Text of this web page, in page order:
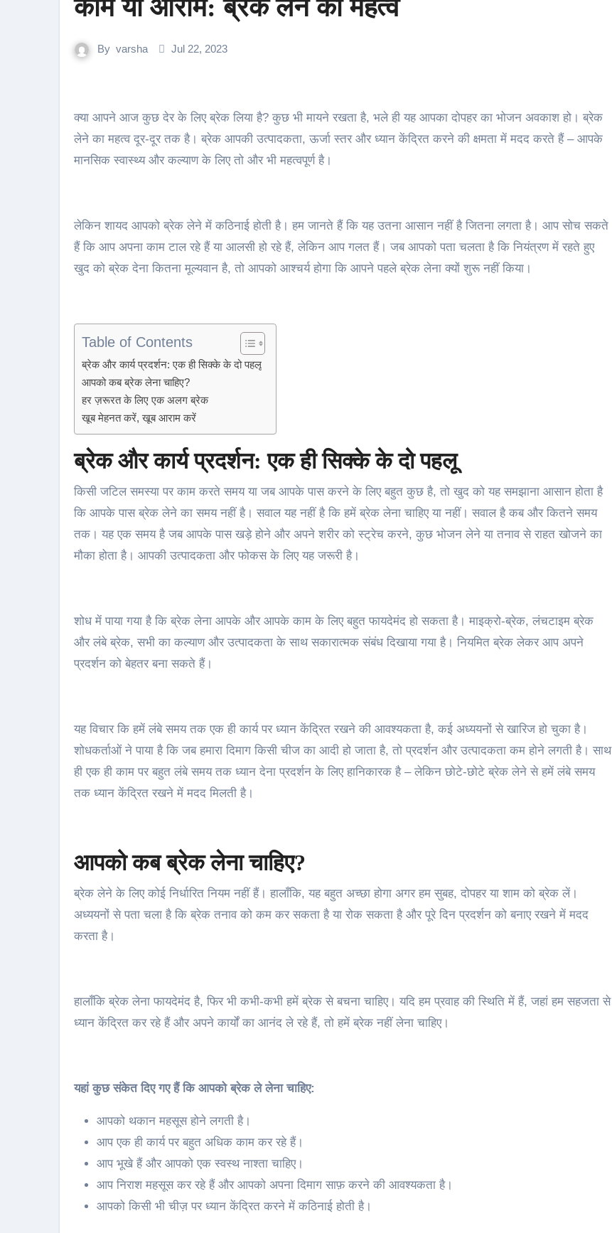
काम या आराम: ब्रेक लेने का महत्व
By varsha Jul 22, 2023
क्या आपने आज कुछ देर के लिए ब्रेक लिया है? कुछ भी मायने रखता है, भले ही यह आपका दोपहर का भोजन अवकाश हो। ब्रेक
लेने का महत्व दूर-दूर तक है। ब्रेक आपकी उत्पादकता, ऊर्जा स्तर और ध्यान केंद्रित करने की क्षमता में मदद करते हैं – आपके
मानसिक स्वास्थ्य और कल्याण के लिए तो और भी महत्वपूर्ण है।
लेकिन शायद आपको ब्रेक लेने में कठिनाई होती है। हम जानते हैं कि यह उतना आसान नहीं है जितना लगता है। आप सोच सकते
हैं कि आप अपना काम टाल रहे हैं या आलसी हो रहे हैं, लेकिन आप गलत हैं। जब आपको पता चलता है कि नियंत्रण में रहते हुए
खुद को ब्रेक देना कितना मूल्यवान है, तो आपको आश्चर्य होगा कि आपने पहले ब्रेक लेना क्यों शुरू नहीं किया।
Table of Contents
ब्रेक और कार्य प्रदर्शन: एक ही सिक्के के दो पहलू
आपको कब ब्रेक लेना चाहिए?
हर ज़रूरत के लिए एक अलग ब्रेक
खूब मेहनत करें, खूब आराम करें
ब्रेक और कार्य प्रदर्शन: एक ही सिक्के के दो पहलू
किसी जटिल समस्या पर काम करते समय या जब आपके पास करने के लिए बहुत कुछ है, तो खुद को यह समझाना आसान होता है
कि आपके पास ब्रेक लेने का समय नहीं है। सवाल यह नहीं है कि हमें ब्रेक लेना चाहिए या नहीं। सवाल है कब और कितने समय
तक। यह एक समय है जब आपके पास खड़े होने और अपने शरीर को स्ट्रेच करने, कुछ भोजन लेने या तनाव से राहत खोजने का
मौका होता है। आपकी उत्पादकता और फोकस के लिए यह जरूरी है।
शोध में पाया गया है कि ब्रेक लेना आपके और आपके काम के लिए बहुत फायदेमंद हो सकता है। माइक्रो-ब्रेक, लंचटाइम ब्रेक
और लंबे ब्रेक, सभी का कल्याण और उत्पादकता के साथ सकारात्मक संबंध दिखाया गया है। नियमित ब्रेक लेकर आप अपने
प्रदर्शन को बेहतर बना सकते हैं।
यह विचार कि हमें लंबे समय तक एक ही कार्य पर ध्यान केंद्रित रखने की आवश्यकता है, कई अध्ययनों से खारिज हो चुका है।
शोधकर्ताओं ने पाया है कि जब हमारा दिमाग किसी चीज का आदी हो जाता है, तो प्रदर्शन और उत्पादकता कम होने लगती है। साथ
ही एक ही काम पर बहुत लंबे समय तक ध्यान देना प्रदर्शन के लिए हानिकारक है – लेकिन छोटे-छोटे ब्रेक लेने से हमें लंबे समय
तक ध्यान केंद्रित रखने में मदद मिलती है।
आपको कब ब्रेक लेना चाहिए?
ब्रेक लेने के लिए कोई निर्धारित नियम नहीं हैं। हालाँकि, यह बहुत अच्छा होगा अगर हम सुबह, दोपहर या शाम को ब्रेक लें।
अध्ययनों से पता चला है कि ब्रेक तनाव को कम कर सकता है या रोक सकता है और पूरे दिन प्रदर्शन को बनाए रखने में मदद
करता है।
हालाँकि ब्रेक लेना फायदेमंद है, फिर भी कभी-कभी हमें ब्रेक से बचना चाहिए। यदि हम प्रवाह की स्थिति में हैं, जहां हम सहजता से
ध्यान केंद्रित कर रहे हैं और अपने कार्यों का आनंद ले रहे हैं, तो हमें ब्रेक नहीं लेना चाहिए।
यहां कुछ संकेत दिए गए हैं कि आपको ब्रेक ले लेना चाहिए:
आपको थकान महसूस होने लगती है।
आप एक ही कार्य पर बहुत अधिक काम कर रहे हैं।
आप भूखे हैं और आपको एक स्वस्थ नाश्ता चाहिए।
आप निराश महसूस कर रहे हैं और आपको अपना दिमाग साफ़ करने की आवश्यकता है।
आपको किसी भी चीज़ पर ध्यान केंद्रित करने में कठिनाई होती है।